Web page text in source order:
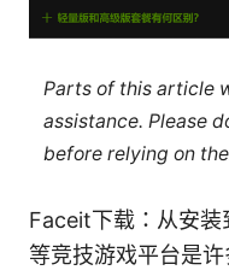
Parts of this article
assistance. Please
before relying on
Faceit下载：从安
等竞技游戏平台是